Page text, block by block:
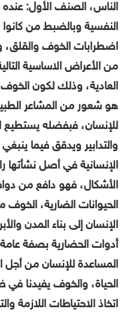
الناس، الصنف الأول:
النفسية وبالضبط من كانوا
اضطرابات الخوف والقلق،
من الأعراض الاساسية
العادية، وذلك لكون
هو شعور من المشاعر
للإنسان، فبفضله يستطيع
والتدابير ويدقق فيما
الإنسانية في أصل
الأشكال، فهو دافع من
الحيوانات الضارية،
الإنسان إلى بناء المدن
أدوات الحضارية بصفة
المساعدة للإنسان من أجل
الحياة، والخوف يفيدنا في
اتخاذ الاحتياطات اللازمة